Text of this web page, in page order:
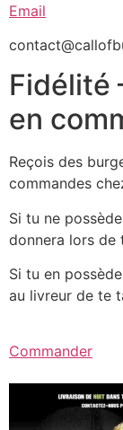
Email
Fidélité
en
Reçois des
commandes
Si tu ne
donnera lors de
Si tu en
au livreur de te
Commander